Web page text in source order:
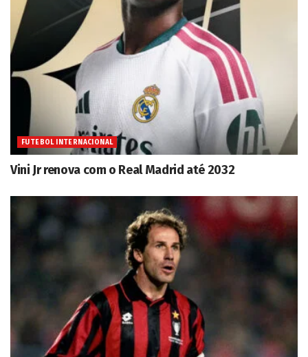
FUTEBOL INTERNACIONAL
Vini Jr renova com o Real Madrid até 2032